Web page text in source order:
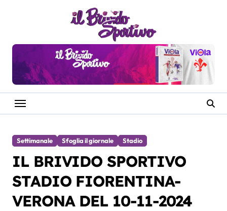
Settimanale Sfoglia il giornale Stadio
IL BRIVIDO SPORTIVO
STADIO FIORENTINA-
VERONA DEL 10-11-2024